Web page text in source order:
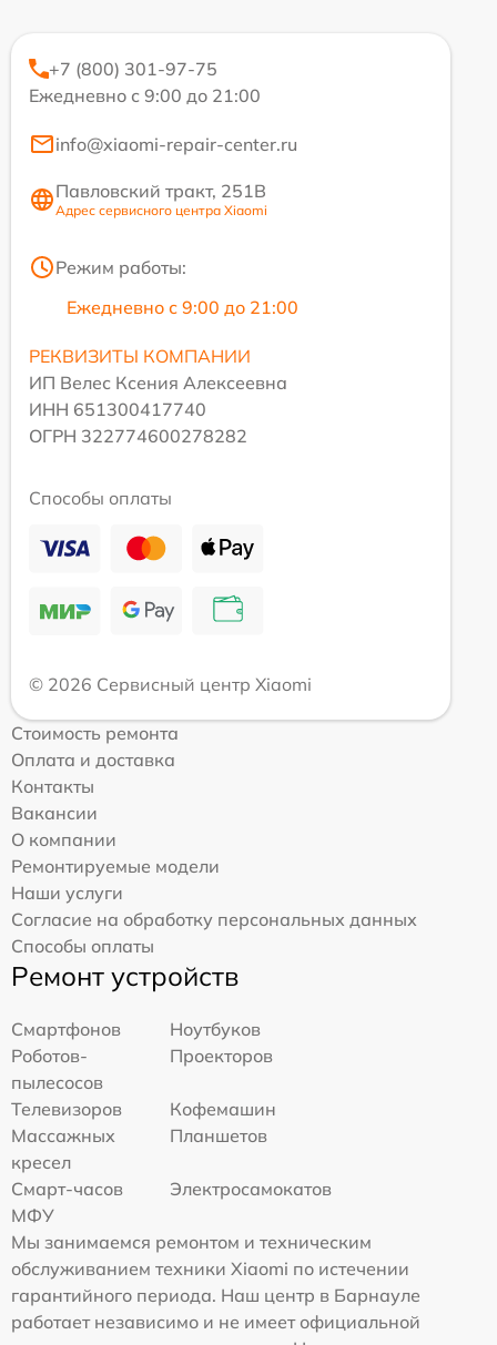
+7 (800) 301-97-75
Ежедневно с 9:00 до 21:00
info@xiaomi-repair-center.ru
Павловский тракт, 251В
Адрес сервисного центра Xiaomi
Режим работы:
Ежедневно с 9:00 до 21:00
РЕКВИЗИТЫ КОМПАНИИ
ИП Велес Ксения Алексеевна
ИНН 651300417740
ОГРН 322774600278282
Способы оплаты
© 2026 Сервисный центр Xiaomi
Стоимость ремонта
Оплата и доставка
Контакты
Вакансии
О компании
Ремонтируемые модели
Наши услуги
Согласие на обработку персональных данных
Способы оплаты
Ремонт устройств
Смартфонов
Ноутбуков
Роботов-
пылесосов
Проекторов
Телевизоров
Кофемашин
Массажных
кресел
Планшетов
Смарт-часов
Электросамокатов
МФУ
Мы занимаемся ремонтом и техническим
обслуживанием техники Xiaomi по истечении
гарантийного периода. Наш центр в Барнауле
работает независимо и не имеет официальной